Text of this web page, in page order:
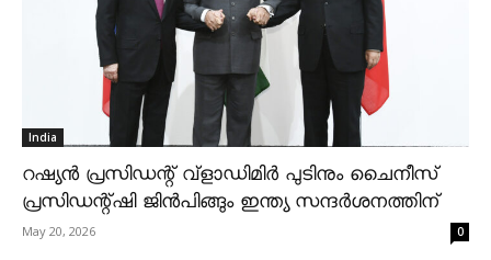
India
റഷ്യൻ പ്രസിഡന്റ് വ്‌ളാഡിമിർ പുടിനും ചൈനീസ്
പ്രസിഡന്റ്ഷി ജിൻപിങ്ങും ഇന്ത്യ സന്ദർശനത്തിന്
May 20, 2026 0